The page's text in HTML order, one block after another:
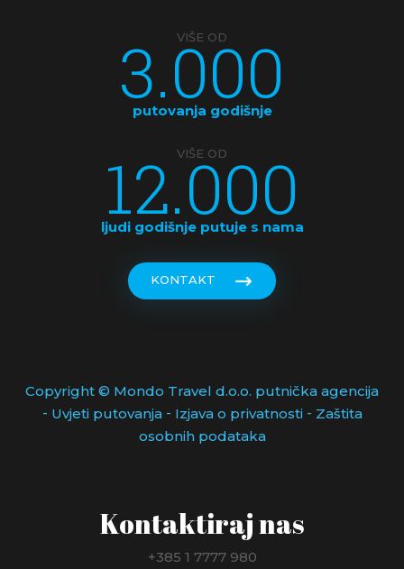
VIŠE OD
3.000
putovanja godišnje
VIŠE OD
12.000
ljudi godišnje putuje s nama
KONTAKT
Copyright © Mondo Travel d.o.o. putnička agencija
- Uvjeti putovanja- Izjava o privatnosti- Zaštita
osobnih podataka
Kontaktiraj nas
+385 1 7777 980